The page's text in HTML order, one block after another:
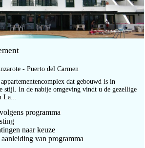
- Puerto del Carmen
dat gebouwd is in
stijl. In de nabije omgeving vindt u de gezellige
La...
programma
naar keuze
van programma